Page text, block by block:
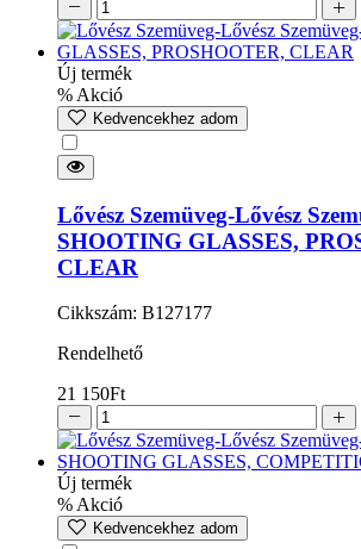
Új termék
% Akció
Kedvencekhez adom
Lővész Szemüveg-Lővész
SHOOTING GLASSES,
CLEAR
Cikkszám: B127177
Rendelhető
21 150Ft
Új termék
% Akció
Kedvencekhez adom